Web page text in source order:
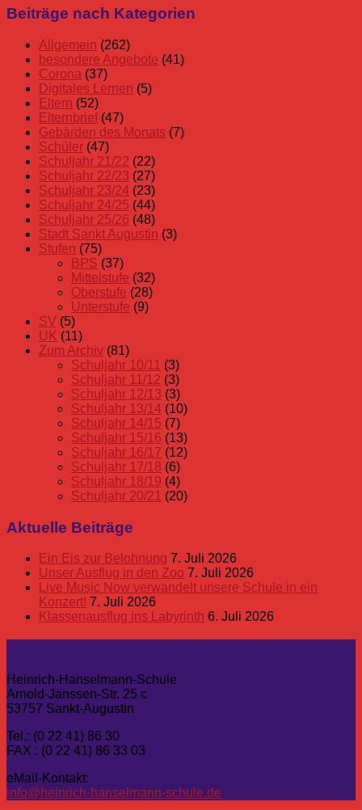
Beiträge nach Kategorien
Allgemein (262)
besondere Angebote (41)
Corona (37)
Digitales Lernen (5)
Eltern (52)
Elternbrief(47)
Gebärden des Monats (7)
Schüler (47)
Schuljahr 21/22 (22)
Schuljahr 22/23 (27)
Schuljahr 23/24 (23)
Schuljahr 24/25 (44)
Schuljahr 25/26 (48)
Stadt Sankt Augustin (3)
Stufen (75)
BPS (37)
Mittelstufe (32)
Oberstufe (28)
Unterstufe (9)
SV (5)
UK (11)
Zum Archiv (81)
Schuljahr 10/11 (3)
Schuljahr 11/12 (3)
Schuljahr 12/13 (3)
Schuljahr 13/14 (10)
Schuljahr 14/15 (7)
Schuljahr 15/16 (13)
Schuljahr 16/17 (12)
Schuljahr 17/18 (6)
Schuljahr 18/19 (4)
Schuljahr 20/21 (20)
Aktuelle Beiträge
Ein Eis zur Belohnung 7. Juli 2026
Unser Ausflug in den Zoo 7. Juli 2026
Live Music Now verwandelt unsere Schule in ein
Konzert! 7. Juli 2026
Klassenausflug ins Labyrinth 6. Juli 2026
Heinrich-Hanselmann-Schule
Arnold-Janssen-Str. 25 c
53757 Sankt-Augustin
Tel.: (0 22 41) 86 30
FAX : (0 22 41) 86 33 03
eMail-Kontakt:
info@heinrich-hanselmann-schule.de